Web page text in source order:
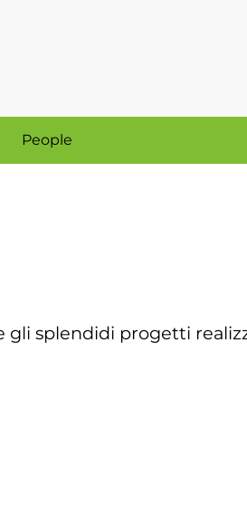
People
gli splendidi progetti